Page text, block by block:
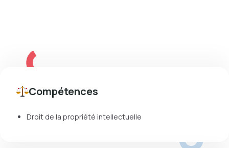
Compétences
Droit de la propriété intellectuelle